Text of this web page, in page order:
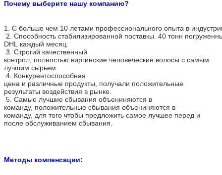
Почему выберите нашу компанию?
1. С больше чем 10 летами профессионального опыта в
2. Способность стабилизированной поставкы. 40 тонн
DHL каждый месяц.
3. Строгий качественный
контрол, полностью виргинские человеческие волосы с самым
лучшим сырьем.
4. Конкурентоспособная
цена и различные продукты, получали положительные
результаты воздействия в рынке.
5. Самые лучшие сбывания объениняются в
команду, положительные сбывания объениняются в
команду, для того чтобы предложить самое лучшее перед и
после обслуживанием сбывания.
Методы компенсации: